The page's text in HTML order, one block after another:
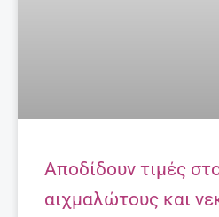
Aποδίδουν τιμές
αιχμαλώτους και